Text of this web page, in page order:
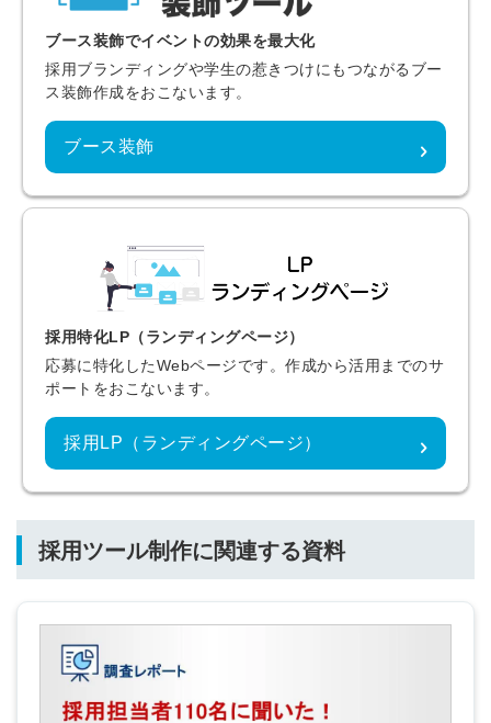
ブース装飾でイベントの効果を最大化
採用ブランディングや学生の惹きつけにもつながるブー
ス装飾作成をおこないます。
ブース装飾
採用特化LP（ランディングページ）
応募に特化したWebページです。作成から活用までのサ
ポートをおこないます。
採用LP（ランディングページ）
採用ツール制作に関連する資料